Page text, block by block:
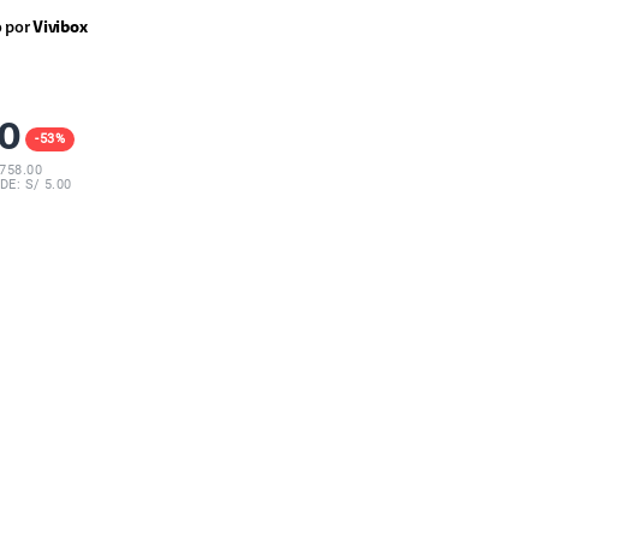
por Vivibox
-53%
758.00
S/ 5.00